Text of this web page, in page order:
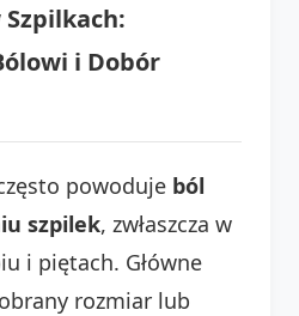
i Dobór
powoduje ból
szpilek, zwłaszcza w
i piętach. Główne
rozmiar lub